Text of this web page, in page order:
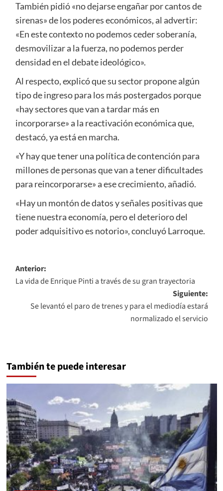
También pidió «no dejarse engañar por cantos de
sirenas» de los poderes económicos, al advertir:
«En este contexto no podemos ceder soberanía,
desmovilizar a la fuerza, no podemos perder
densidad en el debate ideológico».
Al respecto, explicó que su sector propone algún
tipo de ingreso para los más postergados porque
«hay sectores que van a tardar más en
incorporarse» a la reactivación económica que,
destacó, ya está en marcha.
«Y hay que tener una política de contención para
millones de personas que van a tener dificultades
para reincorporarse» a ese crecimiento, añadió.
«Hay un montón de datos y señales positivas que
tiene nuestra economía, pero el deterioro del
poder adquisitivo es notorio», concluyó Larroque.
Navegación
de
entradas
Anterior:
La vida de Enrique Pinti a través de su gran trayectoria
Siguiente:
Se levantó el paro de trenes y para el mediodía estará
normalizado el servicio
También te puede interesar